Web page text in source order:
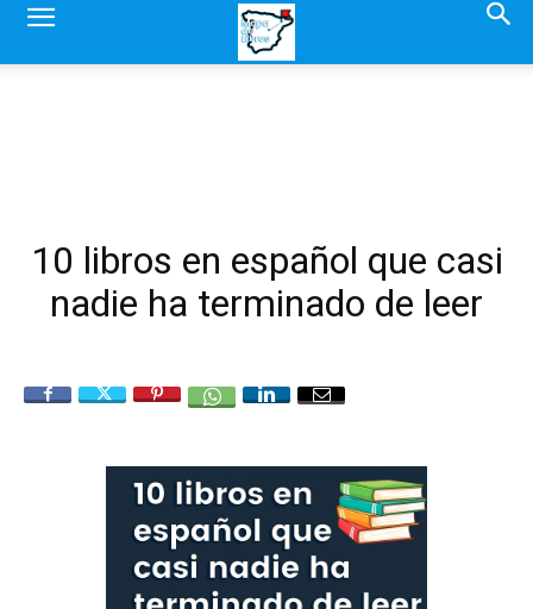
10 libros en español que casi
nadie ha terminado de leer